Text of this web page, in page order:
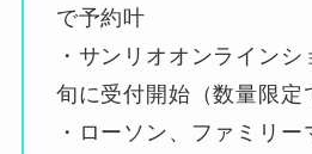
で予約叶
・サンリオオンライン
旬に受付開始（数量限定
・ローソン、ファミリ